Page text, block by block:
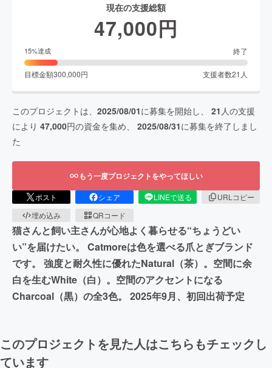
現在の支援総額
47,000円
15%達成 終了
目標金額300,000円 支援者数21 人
このプロジェクトは、 2025/08/01に募集を開始し、 21 人の支援
により 47,000円の資金を集め、 2025/08/31に募集を終了しまし
た
もう一度プロジェクトをやってほしい
ポスト シェア LINEで送る
URLコピー
埋め込み
QRコード
猫さんと飼い主さんが心地よく暮らせる“ちょうどい
い”を届けたい。 Catmoreは色を選べる爪とぎブランド
です。 強度と耐久性に優れたNatural（茶）。空間に余
白を生むWhite（白）。空間のアクセントになる
Charcoal（黒）の全3色。 2025年9月、初回出荷予定
このプロジェクトを見た人はこちらもチェックし
ています